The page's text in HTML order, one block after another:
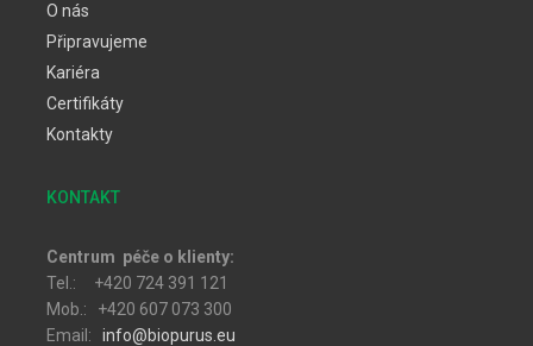
O nás
Připravujeme
Kariéra
Certifikáty
Kontakty
KONTAKT
Centrum péče o klienty:
Tel.: +420 724 391 121
Mob.: +420 607 073 300
Email: info@biopurus.eu